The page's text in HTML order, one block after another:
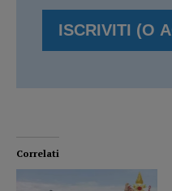
Correlati